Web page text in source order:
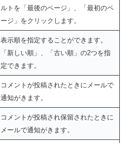
ルトを「最後のページ」、「最初のペ
ージ」をクリックします。
表示順を指定することができます。
「新しい順」、「古い順」の2つを指
定できます。
コメントが投稿されたときにメールで
通知がきます。
コメントが投稿され保留されたときに
メールで通知がきます。